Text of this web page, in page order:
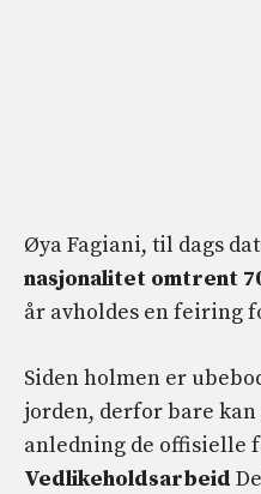
Øya Fagiani, til dags
nasjonalitet omtrent
år avholdes en feiring
Siden holmen er
jorden, derfor bare kan
anledning de offisielle
Vedlikeholdsarbeid